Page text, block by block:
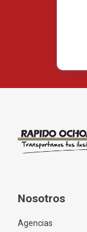
Nosotros
Agencias